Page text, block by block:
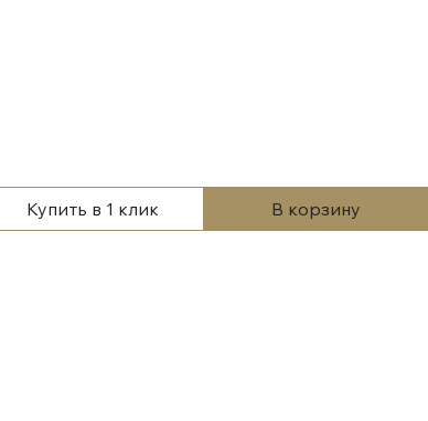
Купить в 1 клик В корзину